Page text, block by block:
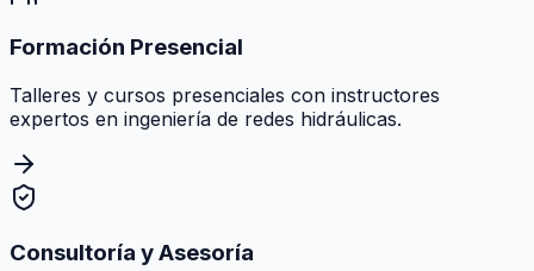
Formación Presencial
Talleres y cursos presenciales con instructores
expertos en ingeniería de redes hidráulicas.
Consultoría y Asesoría